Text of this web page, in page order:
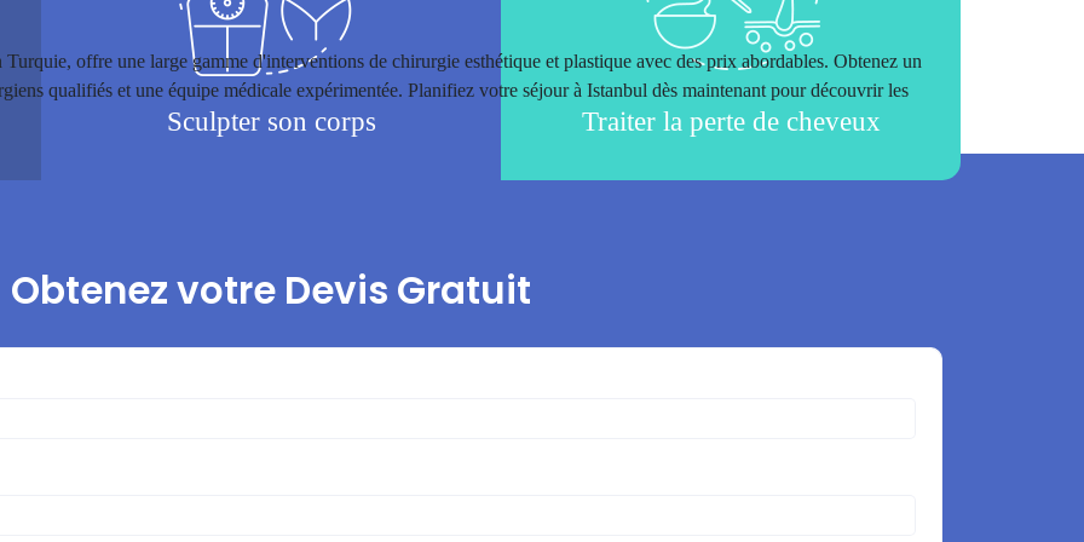
Sculpter son corps Traiter la perte de cheveux
offre une large gamme d'interventions de chirurgie esthétique et plastique avec des prix abordables. Obtenez un
qualifiés et une équipe médicale expérimentée. Planifiez votre séjour à Istanbul dès maintenant pour découvrir les
Obtenez votre Devis Gratuit